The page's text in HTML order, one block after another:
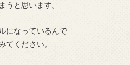
うと思います。
になっているんで
てください。